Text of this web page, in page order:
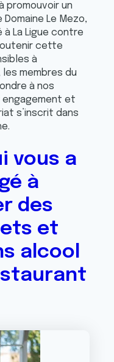
promouvoir un
Le Mezo,
à La Ligue contre
cette
à
les membres du
à nos
et
s’inscrit dans
vous a
à
des
et
alcool